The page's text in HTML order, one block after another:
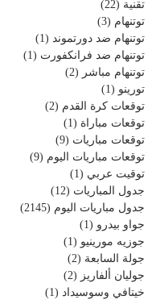
تقنية (22)
توتنهام (3)
توتنهام ضد دورتموند (1)
توتنهام ضد فرانكفورت (1)
توتنهام مباشر (2)
تورينو (1)
توقعات كرة القدم (2)
توقعات مباراة (1)
توقعات مباريات (9)
توقعات مباريات اليوم (9)
توقيت عربي (1)
جدول المباريات (12)
جدول مباريات اليوم (2145)
جواو بيدرو (1)
جوزيه مورينيو (1)
جولة السابعة (2)
جوليان ألفاريز (2)
خيتافي وسوسيداد (1)